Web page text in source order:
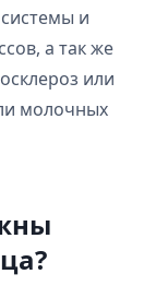
и
а так же
или
молочных